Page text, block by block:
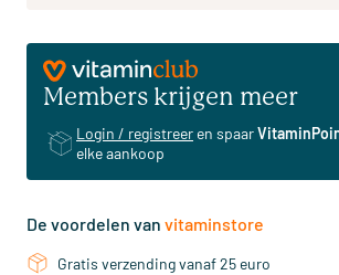
Members krijgen meer
Login / registreer en spaar
elke aankoop
De voordelen van vitaminstore
Gratis verzending vanaf 25 euro